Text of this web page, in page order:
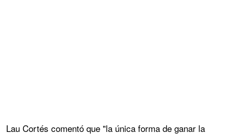
Lau Cortés comentó que "la única forma de ganar la